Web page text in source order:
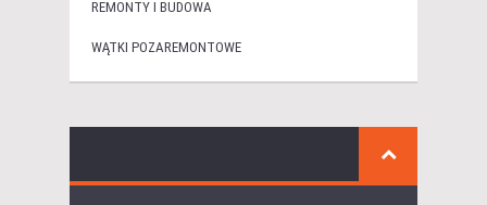
REMONTY I BUDOWA
WĄTKI POZAREMONTOWE